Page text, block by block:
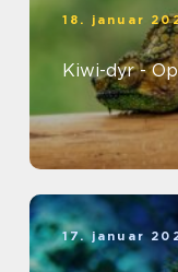
18. januar
Kiwi-dyr -
17. januar